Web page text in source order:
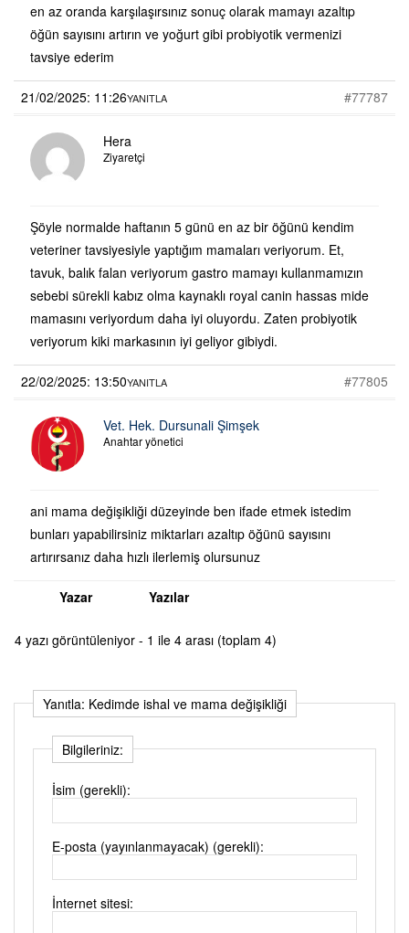
en az oranda karşılaşırsınız sonuç olarak mamayı azaltıp
öğün sayısını artırın ve yoğurt gibi probiyotik vermenizi
tavsiye ederim
21/02/2025: 11:26 #77787
YANITLA
Hera
Ziyaretçi
Şöyle normalde haftanın 5 günü en az bir öğünü kendim
veteriner tavsiyesiyle yaptığım mamaları veriyorum. Et,
tavuk, balık falan veriyorum gastro mamayı kullanmamızın
sebebi sürekli kabız olma kaynaklı royal canin hassas mide
mamasını veriyordum daha iyi oluyordu. Zaten probiyotik
veriyorum kiki markasının iyi geliyor gibiydi.
22/02/2025: 13:50 #77805
YANITLA
Vet. Hek. Dursunali Şimşek
Anahtar yönetici
ani mama değişikliği düzeyinde ben ifade etmek istedim
bunları yapabilirsiniz miktarları azaltıp öğünü sayısını
artırırsanız daha hızlı ilerlemiş olursunuz
Yazar Yazılar
4 yazı görüntüleniyor - 1 ile 4 arası (toplam 4)
Yanıtla: Kedimde ishal ve mama değişikliği
Bilgileriniz:
İsim (gerekli):
E-posta (yayınlanmayacak) (gerekli):
İnternet sitesi: